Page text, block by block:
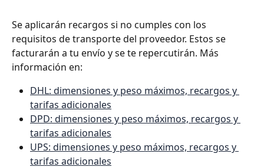
Se aplicarán recargos si no cumples con los
requisitos de transporte del proveedor. Estos se
facturarán a tu envío y se te repercutirán. Más
información en:
DHL: dimensiones y peso máximos, recargos y
tarifas adicionales
DPD: dimensiones y peso máximos, recargos y
tarifas adicionales
UPS: dimensiones y peso máximos, recargos y
tarifas adicionales